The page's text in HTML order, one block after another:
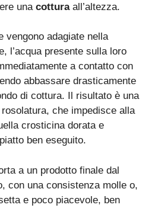
una cotturaall’altezza.
vengono adagiate nella
l’acqua presente sulla loro
a contatto con
abbassare drasticamente
di cottura. Il risultato è una
che impedisce alla
crosticina dorata e
ben eseguito.
a un prodotto finale dal
con una consistenza molle o,
e poco piacevole, ben